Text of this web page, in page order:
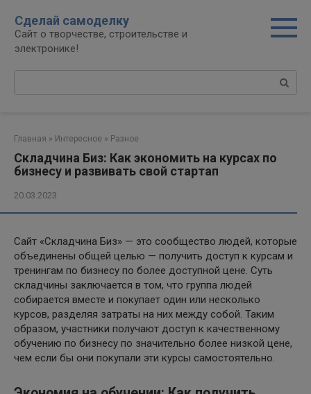
контенту
Сделай самоделку
Сайт о творчестве, строительстве и
электронике!
Главная » Интересное » Разное
Складчина Биз: Как экономить на курсах по
бизнесу и развивать свой стартап
20.03.2023
Сайт «Складчина Биз» — это сообщество людей, которые
объединены общей целью — получить доступ к курсам и
тренингам по бизнесу по более доступной цене. Суть
складчины заключается в том, что группа людей
собирается вместе и покупает один или несколько
курсов, разделяя затраты на них между собой. Таким
образом, участники получают доступ к качественному
обучению по бизнесу по значительно более низкой цене,
чем если бы они покупали эти курсы самостоятельно.